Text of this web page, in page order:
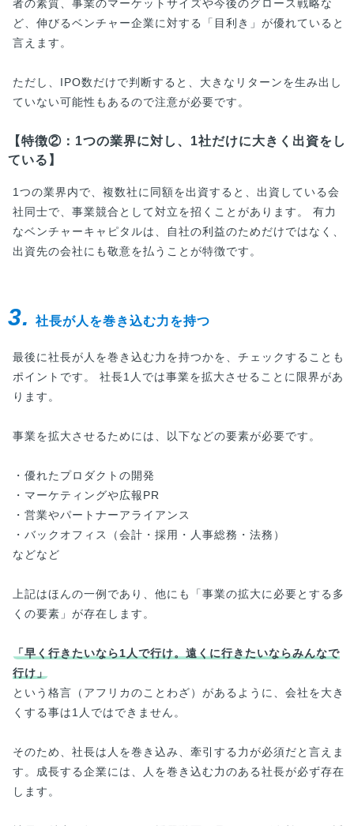
者の素質、事業のマーケットサイズや今後のグロース戦略な
ど、伸びるベンチャー企業に対する「目利き」が優れていると
言えます。
ただし、IPO数だけで判断すると、大きなリターンを生み出し
ていない可能性もあるので注意が必要です。
【特徴②：1つの業界に対し、1社だけに大きく出資をし
ている】
1つの業界内で、複数社に同額を出資すると、出資している会
社同士で、事業競合として対立を招くことがあります。 有力
なベンチャーキャピタルは、自社の利益のためだけではなく、
出資先の会社にも敬意を払うことが特徴です。
3. 社長が人を巻き込む力を持つ
最後に社長が人を巻き込む力を持つかを、チェックすることも
ポイントです。 社長1人では事業を拡大させることに限界があ
ります。
事業を拡大させるためには、以下などの要素が必要です。
・優れたプロダクトの開発
・マーケティングや広報PR
・営業やパートナーアライアンス
・バックオフィス（会計・採用・人事総務・法務）
などなど
上記はほんの一例であり、他にも「事業の拡大に必要とする多
くの要素」が存在します。
「早く行きたいなら1人で行け。遠くに行きたいならみんなで
行け」
という格言（アフリカのことわざ）があるように、会社を大き
くする事は1人ではできません。
そのため、社長は人を巻き込み、牽引する力が必須だと言えま
す。成長する企業には、人を巻き込む力のある社長が必ず存在
します。